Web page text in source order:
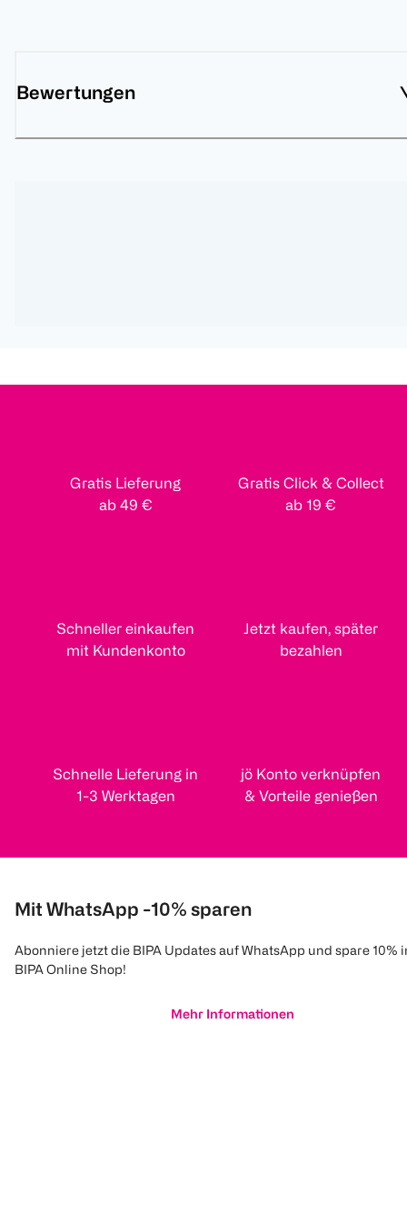
Bewertungen
Gratis Lieferung
ab 49 €
Gratis Click & Collect
ab 19 €
Schneller einkaufen
mit Kundenkonto
Jetzt kaufen, später
bezahlen
Schnelle Lieferung in
1-3 Werktagen
jö Konto verknüpfen
& Vorteile genießen
Mit WhatsApp -10% sparen
Abonniere jetzt die BIPA Updates auf WhatsApp und spare 10%
BIPA Online Shop!
Mehr Informationen